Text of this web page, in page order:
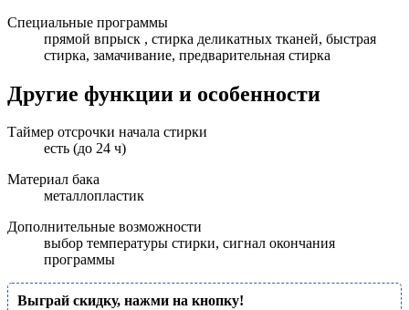
Специальные программы
прямой впрыск , стирка деликатных тканей, быстрая
стирка, замачивание, предварительная стирка
Другие функции и особенности
Таймер отсрочки начала стирки
есть (до 24 ч)
Материал бака
металлопластик
Дополнительные возможности
выбор температуры стирки, сигнал окончания
программы
Выграй скидку, нажми на кнопку!